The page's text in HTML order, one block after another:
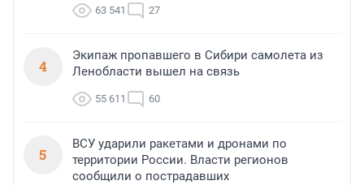
63 541 27
4
Экипаж пропавшего в Сибири самолета из
Ленобласти вышел на связь
55 611 60
5
ВСУ ударили ракетами и дронами по
территории России. Власти регионов
сообщили о пострадавших